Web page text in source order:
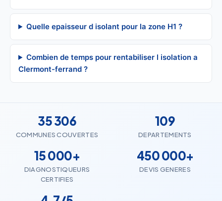
Quelle epaisseur d isolant pour la zone H1 ?
Combien de temps pour rentabiliser l isolation a
Clermont-ferrand ?
35 306
COMMUNES COUVERTES
109
DEPARTEMENTS
15 000+
DIAGNOSTIQUEURS
CERTIFIES
450 000+
DEVIS GENERES